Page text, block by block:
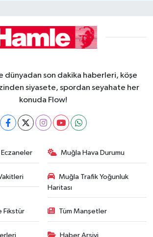
dünyadan son dakika haberleri, köşe
siyasete, spordan seyahate her
konuda Flow!
Muğla Hava Durumu
Muğla Trafik Yoğunluk
Haritası
Fikstür Tüm Manşetler
Haber Arşivi